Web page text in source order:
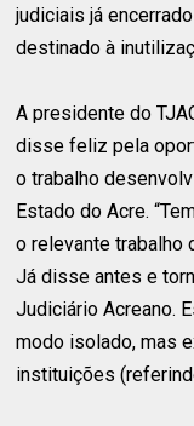
judiciais já
destinado à
A presidente do
disse feliz pela
o trabalho
Estado do Acre.
o relevante trabalho
Já disse antes e
Judiciário Acreano.
modo isolado, mas
instituições